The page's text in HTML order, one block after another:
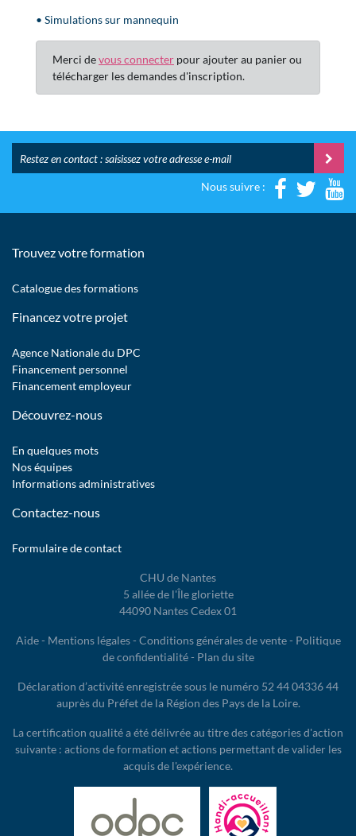
• Simulations sur mannequin
Merci devous connecter pour ajouter au panier ou
télécharger les demandes d'inscription.
Nous suivre :
Trouvez votre formation
Catalogue des formations
Financez votre projet
Agence Nationale du DPC
Financement personnel
Financement employeur
Découvrez-nous
En quelques mots
Nos équipes
Informations administratives
Contactez-nous
Formulaire de contact
CHU de Nantes
5 allée de l'Île gloriette
44090 Nantes Cedex 01
Aide- Mentions légales- Conditions générales de vente- Politique
de confidentialité- Plan du site
Déclaration d’activité enregistrée sous le numéro 52 44 04336 44
auprès du Préfet de la Région des Pays de la Loire.
La certification qualité a été délivrée au titre des catégories d'action
suivante : actions de formation et actions permettant de valider les
acquis de l'expérience.